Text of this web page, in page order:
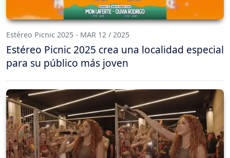
Estéreo Picnic 2025 - MAR 12 / 2025
Estéreo Picnic 2025 crea una localidad especial
para su público más joven